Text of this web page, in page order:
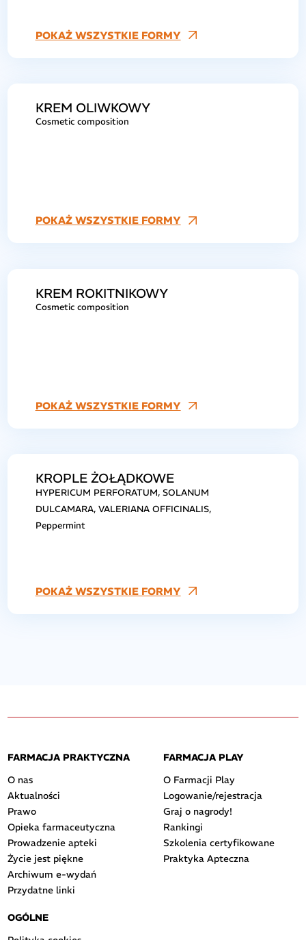
POKAŻ WSZYSTKIE FORMY
KREM OLIWKOWY
Cosmetic composition
POKAŻ WSZYSTKIE FORMY
KREM ROKITNIKOWY
Cosmetic composition
POKAŻ WSZYSTKIE FORMY
KROPLE ŻOŁĄDKOWE
HYPERICUM PERFORATUM, SOLANUM
DULCAMARA, VALERIANA OFFICINALIS,
Peppermint
POKAŻ WSZYSTKIE FORMY
FARMACJA PRAKTYCZNA
O nas
Aktualności
Prawo
Opieka farmaceutyczna
Prowadzenie apteki
Życie jest piękne
Archiwum e-wydań
Przydatne linki
FARMACJA PLAY
O Farmacji Play
Logowanie/rejestracja
Graj o nagrody!
Rankingi
Szkolenia certyfikowane
Praktyka Apteczna
OGÓLNE